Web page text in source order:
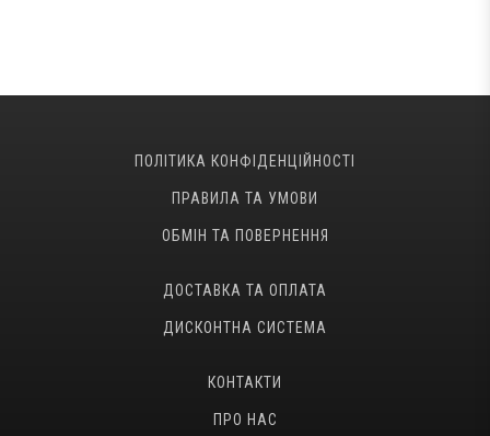
ПОЛІТИКА КОНФІДЕНЦІЙНОСТІ
ПРАВИЛА ТА УМОВИ
ОБМІН ТА ПОВЕРНЕННЯ
ДОСТАВКА ТА ОПЛАТА
ДИСКОНТНА СИСТЕМА
КОНТАКТИ
ПРО НАС